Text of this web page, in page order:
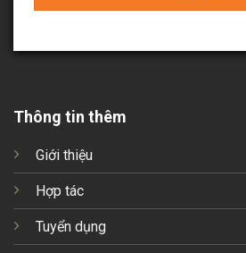
Thông tin thêm
Giới thiệu
Hợp tác
Tuyển dụng